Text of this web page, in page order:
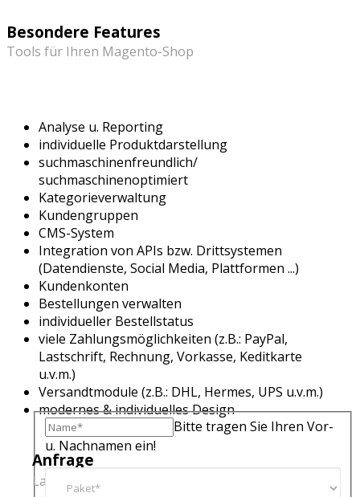
Besondere Features
Tools für Ihren Magento-Shop
Analyse u. Reporting
individuelle Produktdarstellung
suchmaschinenfreundlich/
suchmaschinenoptimiert
Kategorieverwaltung
Kundengruppen
CMS-System
Integration von APIs bzw. Drittsystemen
(Datendienste, Social Media, Plattformen ...)
Kundenkonten
Bestellungen verwalten
individueller Bestellstatus
viele Zahlungsmöglichkeiten (z.B.: PayPal,
Lastschrift, Rechnung, Vorkasse, Keditkarte
u.v.m.)
Versandtmodule (z.B.: DHL, Hermes, UPS u.v.m.)
modernes & individuelles Design
Anfrage
Lassen Sie sich beraten, unverbindlich u. kostenlos
Bitte tragen Sie Ihren Vor-
u. Nachnamen ein!